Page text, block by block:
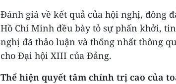
Đánh giá về kết quả của hội nghị, đông
Hồ Chí Minh đều bày tỏ sự phấn khởi,
nghị đã thảo luận và thống nhất thông
cho Đại hội XIII của Đảng.
Thể hiện quyết tâm chính trị cao của